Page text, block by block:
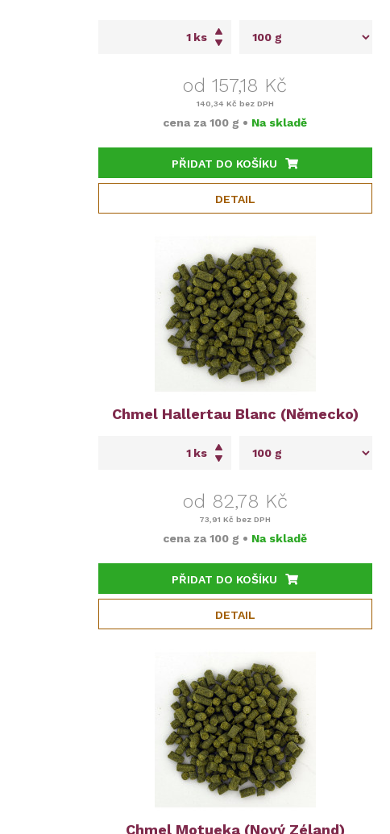
ks
od 157,18 Kč
140,34 Kč bez DPH
cena za100 g • Na skladě
PŘIDAT DO KOŠÍKU
DETAIL
Chmel Hallertau Blanc (Německo)
ks
od 82,78 Kč
73,91 Kč bez DPH
cena za100 g • Na skladě
PŘIDAT DO KOŠÍKU
DETAIL
Chmel Motueka (Nový Zéland)